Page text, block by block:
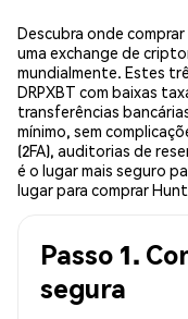
Descubra onde comprar
uma exchange de
mundialmente. Estes
DRPXBT com baixas
transferências
mínimo, sem
(2FA), auditorias de
é o lugar mais seguro
lugar para comprar
Passo 1.
segura